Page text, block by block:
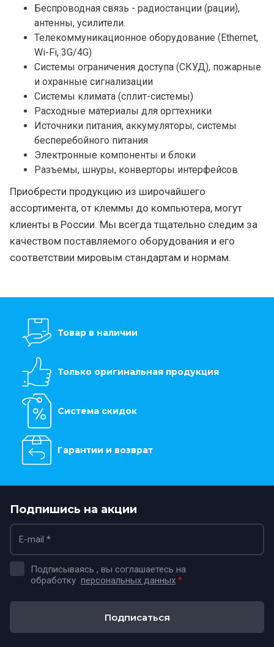
Беспроводная связь - радиостанции (рации),
антенны, усилители.
Телекоммуникационное оборудование (Ethernet,
Wi-Fi, 3G/4G)
Системы ограничения доступа (СКУД), пожарные
и охранные сигнализации
Системы климата (сплит-системы)
Расходные материалы для оргтехники
Источники питания, аккумуляторы, системы
бесперебойного питания
Электронные компоненты и блоки
Разъемы, шнуры, конверторы интерфейсов
Приобрести продукцию из широчайшего
ассортимента, от клеммы до компьютера, могут
клиенты в России. Мы всегда тщательно следим за
качеством поставляемого оборудования и его
соответствии мировым стандартам и нормам.
Товар в наличии
Только оригинальная продукция
Система скидок
Гарантии и возврат
Подпишись на акции
Подписываясь , вы соглашаетесь на
обработку персональных данных *
Подписаться